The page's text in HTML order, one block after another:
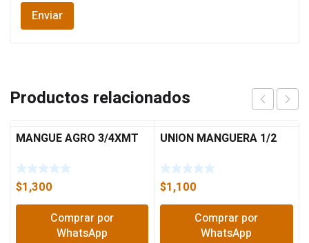
Productos relacionados
MANGUE AGRO 3/4XMT
$1,300
Comprar por
WhatsApp
UNION MANGUERA 1/2
$1,100
Comprar por
WhatsApp